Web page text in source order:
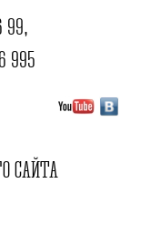
99,
995
САЙТА